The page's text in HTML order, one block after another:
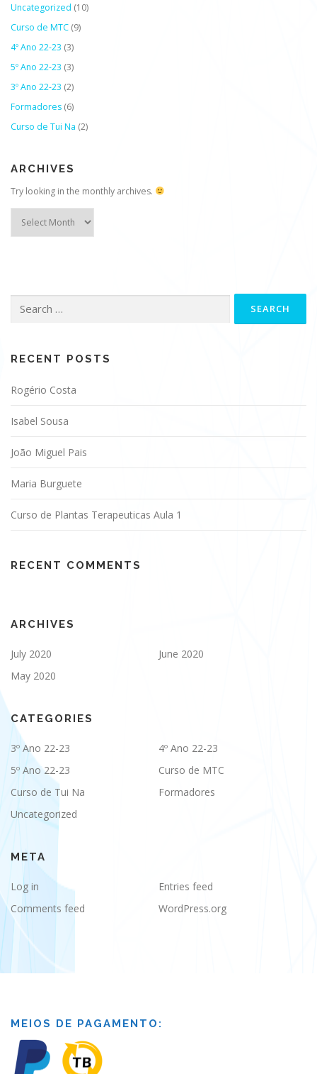
Uncategorized (10)
Curso de MTC (9)
4º Ano 22-23 (3)
5º Ano 22-23 (3)
3º Ano 22-23 (2)
Formadores (6)
Curso de Tui Na (2)
ARCHIVES
Try looking in the monthly archives.
for:
RECENT POSTS
Rogério Costa
Isabel Sousa
João Miguel Pais
Maria Burguete
Curso de Plantas Terapeuticas Aula 1
RECENT COMMENTS
ARCHIVES
July 2020
June 2020
May 2020
CATEGORIES
3º Ano 22-23
4º Ano 22-23
5º Ano 22-23
Curso de MTC
Curso de Tui Na
Formadores
Uncategorized
META
Log in
Entries feed
Comments feed
WordPress.org
MEIOS DE PAGAMENTO: